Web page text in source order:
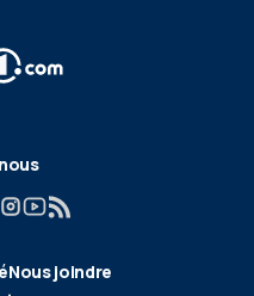
Nous joindre